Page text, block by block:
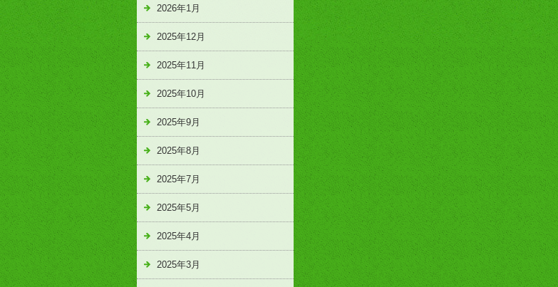
2026年1月
2025年12月
2025年11月
2025年10月
2025年9月
2025年8月
2025年7月
2025年5月
2025年4月
2025年3月